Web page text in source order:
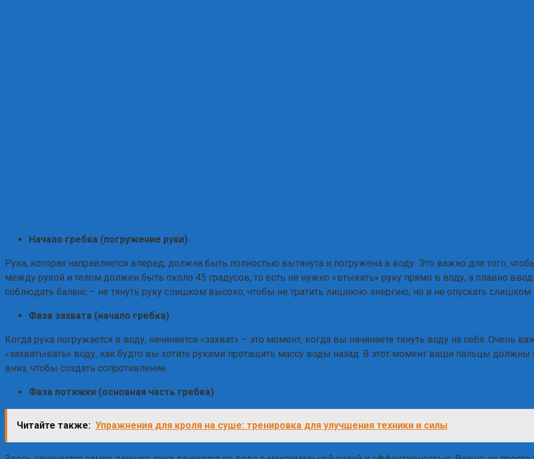
Начало гребка (погружение руки)
Рука, которая направляется вперед, должна быть полностью вытянута и погружена в воду. Это важно для того,
между рукой и телом должен быть около 45 градусов, то есть не нужно «втыкать» руку прямо в воду, а плавно
соблюдать баланс – не тянуть руку слишком высоко, чтобы не тратить лишнюю энергию, но и не опускать слишком
Фаза захвата (начало гребка)
Когда рука погружается в воду, начинается «захват» – это момент, когда вы начинаете тянуть воду на себя. Очень
«захватывать» воду, как будто вы хотите руками протащить массу воды назад. В этот момент ваши пальцы
вниз, чтобы создать сопротивление.
Фаза потяжки (основная часть гребка)
Читайте также: Упражнения для кроля на суше: тренировка для улучшения техники и силы